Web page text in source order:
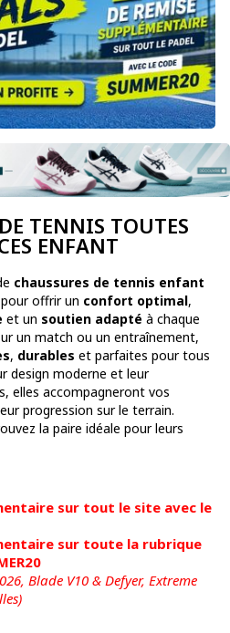
TENNIS TOUTES
ENFANT
chaussures de tennis enfant
offrir un confort optimal,
et un soutien adapté à chaque
un match ou un entraînement,
, durables et parfaites pour tous
design moderne et leur
elles accompagneront vos
progression sur le terrain.
la paire idéale pour leurs
sur tout le site avec le
sur toute la rubrique
Blade V10 & Defyer, Extreme